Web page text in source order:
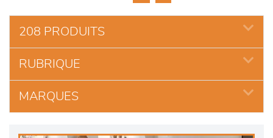
décoration
208 PRODUITS
RUBRIQUE
MARQUES